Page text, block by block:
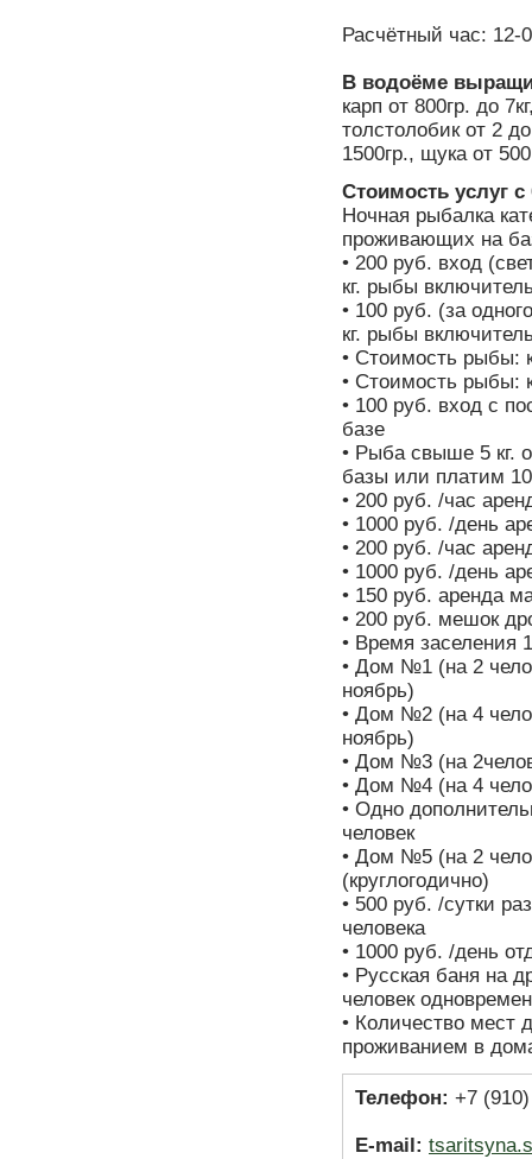
Расчётный час: 12-
В водоёме
карп от 800гр. до
толстолобик от 2
1500гр., щука от
Стоимость услуг с
Ночная рыбалка
проживающих на
• 200 руб. вход
кг. рыбы
• 100 руб. (за
кг. рыбы
• Стоимость рыбы:
• Стоимость рыбы:
• 100 руб. вход с
базе
• Рыба свыше 5 кг.
базы или платим
• 200 руб. /час
• 1000 руб. /день
• 200 руб. /час
• 1000 руб. /день
• 150 руб. аренда
• 200 руб. мешок
• Время заселения
• Дом №1 (на 2
ноябрь)
• Дом №2 (на 4
ноябрь)
• Дом №3 (на
• Дом №4 (на 4
• Одно
человек
• Дом №5 (на 2
(круглогодично)
• 500 руб. /сутки
человека
• 1000 руб. /день
• Русская баня на
человек
• Количество мест
проживанием в
Телефон: +7
E-mail: